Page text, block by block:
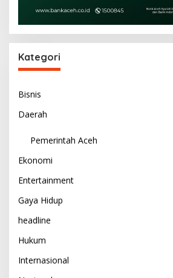
Kategori
Bisnis
Daerah
Pemerintah Aceh
Ekonomi
Entertainment
Gaya Hidup
headline
Hukum
Internasional